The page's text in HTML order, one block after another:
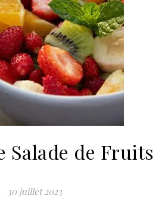
Salade de Fruits
30 juillet 2023